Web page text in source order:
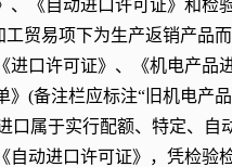
、《自动进口许可证》和
工贸易项下为生产返销产品
进口许可证》、《机电产品
》(备注栏应标注“旧机电产
口属于实行配额、特定、自
自动进口许可证》，凭检验